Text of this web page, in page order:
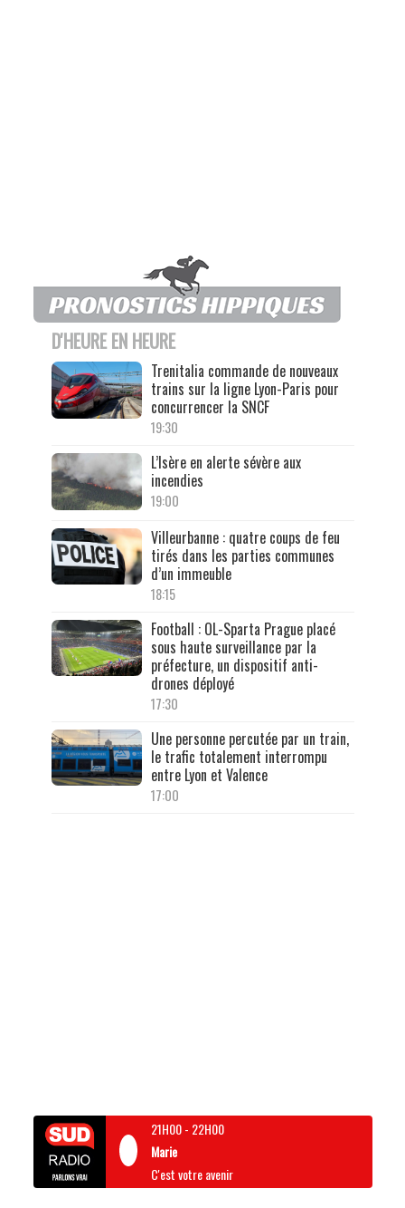
D'HEURE EN HEURE
Trenitalia commande de nouveaux
trains sur la ligne Lyon-Paris pour
concurrencer la SNCF
19:30
L’Isère en alerte sévère aux
incendies
19:00
Villeurbanne : quatre coups de feu
tirés dans les parties communes
d’un immeuble
18:15
Football : OL-Sparta Prague placé
sous haute surveillance par la
préfecture, un dispositif anti-
drones déployé
17:30
Une personne percutée par un train,
le trafic totalement interrompu
entre Lyon et Valence
17:00
21H00- 22H00
Marie
C'est votre avenir